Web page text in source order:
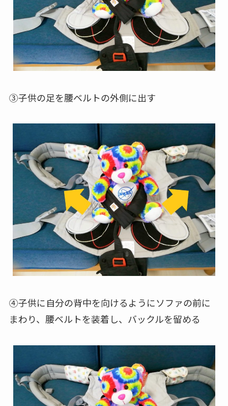
③子供の足を腰ベルトの外側に出す
④子供に自分の背中を向けるようにソファの前に
まわり、腰ベルトを装着し、バックルを留める